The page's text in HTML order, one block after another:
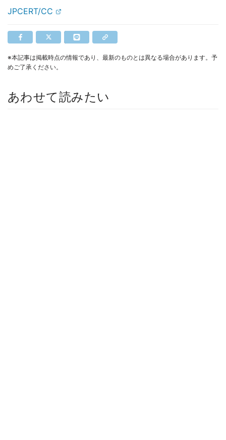
JPCERT/CC
※本記事は掲載時点の情報であり、最新のものとは異なる場合があります。予
めご了承ください。
あわせて読みたい